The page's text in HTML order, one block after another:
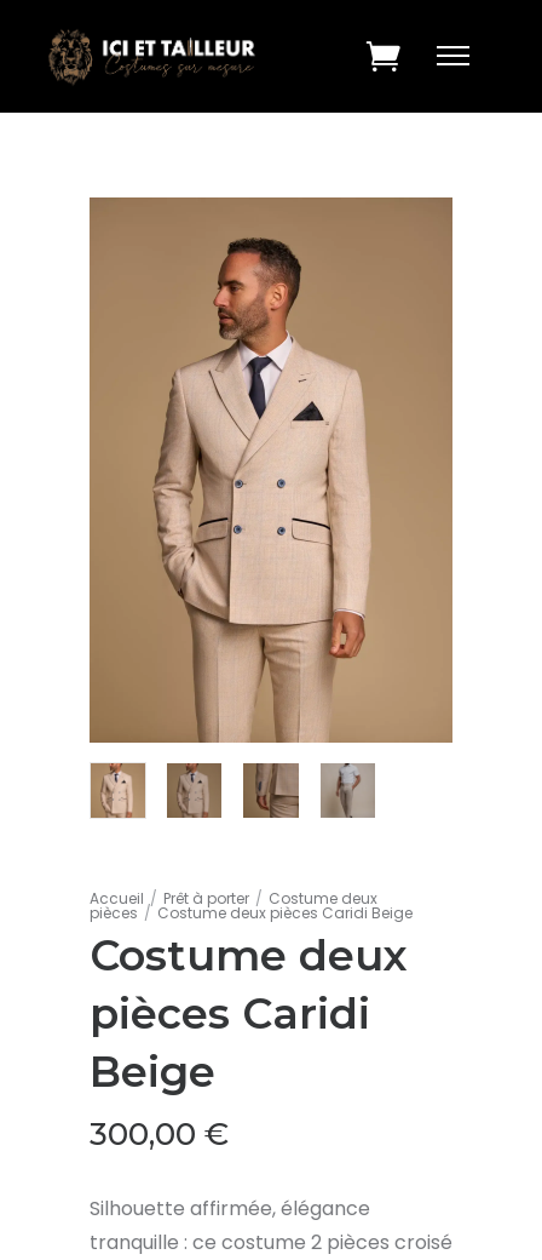
Accueil / Prêt à porter / Costume deux
pièces / Costume deux pièces Caridi Beige
Costume deux
pièces Caridi
Beige
300,00 €
Silhouette affirmée, élégance
tranquille : ce costume 2 pièces croisé